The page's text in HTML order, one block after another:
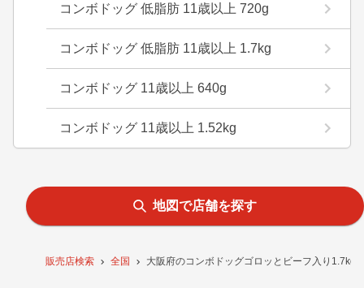
販売店検索 全国 大阪府のコンボドッグゴロッとビーフ入り1.7kg
コンボドッグ 低脂肪 11歳以上 720g
コンボドッグ 低脂肪 11歳以上 1.7kg
コンボドッグ 11歳以上 640g
コンボドッグ 11歳以上 1.52kg
地図で店舗を探す